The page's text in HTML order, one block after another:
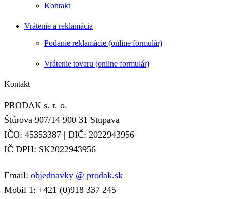
Kontakt
Vrátenie a reklamácia
Podanie reklamácie (online formulár)
Vrátenie tovaru (online formulár)
Kontakt
PRODAK s. r. o.
Štúrova 907/14 900 31 Stupava
IČO: 45353387 | DIČ: 2022943956
IČ DPH: SK2022943956
Email: objednavky @ prodak.sk
Mobil 1: +421 (0)918 337 245